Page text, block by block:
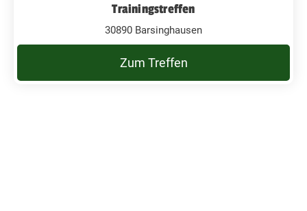
Trainingstreffen
30890 Barsinghausen
Zum Treffen